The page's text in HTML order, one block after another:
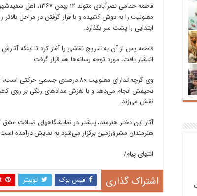
فاطمه حمامی
معلولیت را به دوش کشیده و با قرار گرفتن در مراحل
ابتدایی را پشت سر بگذارد.
فاطمه پس از آن به تدریج نقاشی را آغاز کرد تا اینکه
انتشار یافت، مورد توجه رسانه‌ها هم قرار گرفت.
وی گرچه تدارای معلولیت ۸۰ درصدی
نحیفش انجام می‌دهد و با لغزش مدادهای رنگی بر روی کاغذ
نقش می‌زند.
آثار این دختر هنرمند، پیشتر در نمایشگاههای ضیافت
هنرمندان مشرق‌زمین برگزار می‌شود به نمایش درآمده
انتهای پیام/
اشتراک گذاری فیس بوک توییتر